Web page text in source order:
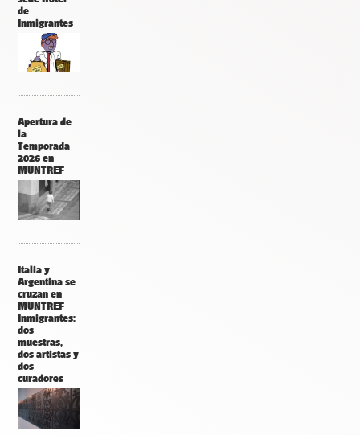
de
Inmigrantes
Apertura de
la
Temporada
2026 en
MUNTREF
Italia y
Argentina se
cruzan en
MUNTREF
Inmigrantes:
dos
muestras,
dos artistas y
dos
curadores